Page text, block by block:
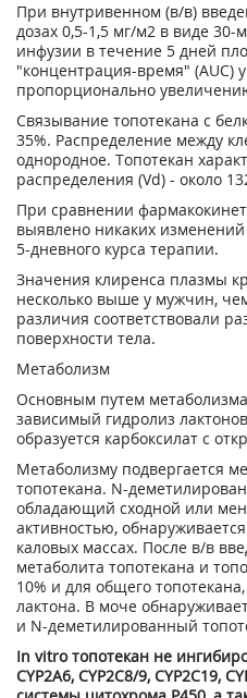
При внутривенном (в/в)
дозах 0,5-1,5 мг/м2 в виде 30-
инфузии в течение 5 дней
"концентрация-время" (AUC)
пропорционально
Связывание топотекана с
35%. Распределение между
однородное. Топотекан
распределения (Vd) - около
При сравнении
выявлено никаких
5-дневного курса терапии.
Значения клиренса плазмы
несколько выше у мужчин,
различия соответствовали
поверхности тела.
Метаболизм
Основным путем
зависимый гидролиз
образуется карбоксилат с
Метаболизму подвергается
топотекана. N-
обладающий сходной или
активностью,
каловых массах. После в/в
метаболита топотекана и
10% и для общего
лактона. В моче
и N-деметилированный
In vitro топотекан не
CYP2A6, CYP2C8/9, CYP2C19,